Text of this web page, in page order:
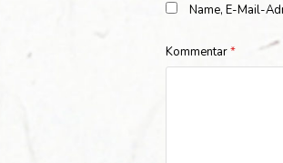
Name, E-Mail-
Kommentar*